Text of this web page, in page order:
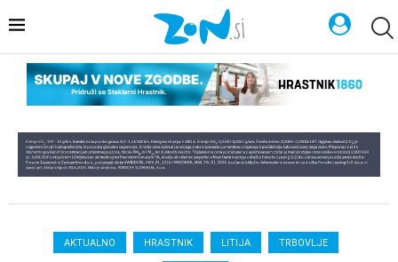
AKTUALNO HRASTNIK LITIJA TRBOVLJE